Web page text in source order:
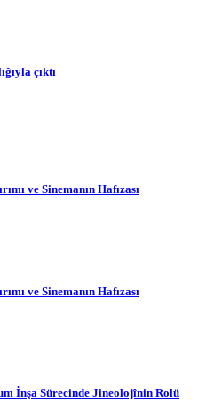
çıktı
ve Sinemanın Hafızası
ve Sinemanın Hafızası
İnşa Sürecinde Jineolojînin Rolü